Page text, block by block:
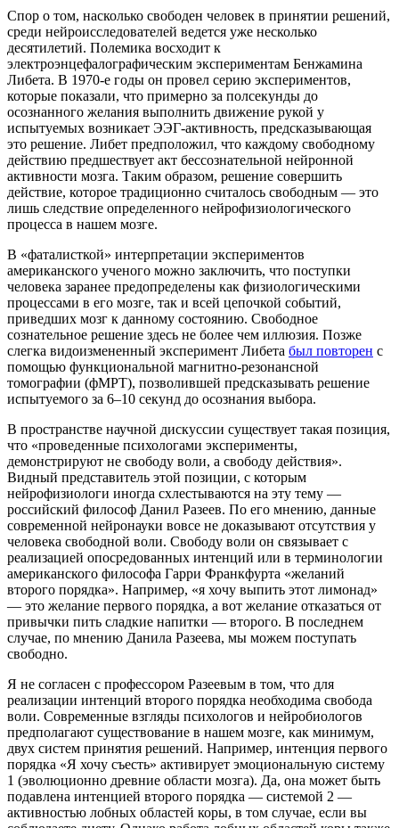
Спор о том, насколько свободен человек в принятии решений,
среди нейроисследователей ведется уже несколько
десятилетий. Полемика восходит к
электроэнцефалографическим экспериментам Бенжамина
Либета. В 1970-е годы он провел серию экспериментов,
которые показали, что примерно за полсекунды до
осознанного желания выполнить движение рукой у
испытуемых возникает ЭЭГ-активность, предсказывающая
это решение. Либет предположил, что каждому свободному
действию предшествует акт бессознательной нейронной
активности мозга. Таким образом, решение совершить
действие, которое традиционно считалось свободным — это
лишь следствие определенного нейрофизиологического
процесса в нашем мозге.
В «фаталисткой» интерпретации экспериментов
американского ученого можно заключить, что поступки
человека заранее предопределены как физиологическими
процессами в его мозге, так и всей цепочкой событий,
приведших мозг к данному состоянию. Свободное
сознательное решение здесь не более чем иллюзия. Позже
слегка видоизмененный эксперимент Либета был повторен с
помощью функциональной магнитно-резонансной
томографии (фМРТ), позволившей предсказывать решение
испытуемого за 6–10 секунд до осознания выбора.
В пространстве научной дискуссии существует такая позиция,
что «проведенные психологами эксперименты,
демонстрируют не свободу воли, а свободу действия».
Видный представитель этой позиции, с которым
нейрофизиологи иногда схлестываются на эту тему —
российский философ Данил Разеев. По его мнению, данные
современной нейронауки вовсе не доказывают отсутствия у
человека свободной воли. Свободу воли он связывает с
реализацией опосредованных интенций или в терминологии
американского философа Гарри Франкфурта «желаний
второго порядка». Например, «я хочу выпить этот лимонад»
— это желание первого порядка, а вот желание отказаться от
привычки пить сладкие напитки — второго. В последнем
случае, по мнению Данила Разеева, мы можем поступать
свободно.
Я не согласен с профессором Разеевым в том, что для
реализации интенций второго порядка необходима свобода
воли. Современные взгляды психологов и нейробиологов
предполагают существование в нашем мозге, как минимум,
двух систем принятия решений. Например, интенция первого
порядка «Я хочу съесть» активирует эмоциональную систему
1 (эволюционно древние области мозга). Да, она может быть
подавлена интенцией второго порядка — системой 2 —
активностью лобных областей коры, в том случае, если вы